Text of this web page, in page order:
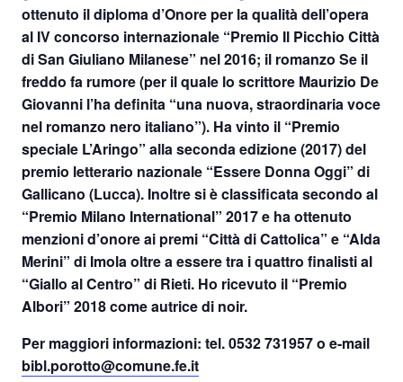
ottenuto il diploma d’Onore per la qualità dell’opera
al IV concorso internazionale “Premio Il Picchio Città
di San Giuliano Milanese” nel 2016; il romanzo Se il
freddo fa rumore (per il quale lo scrittore Maurizio De
Giovanni l’ha definita “una nuova, straordinaria voce
nel romanzo nero italiano”). Ha vinto il “Premio
speciale L’Aringo” alla seconda edizione (2017) del
premio letterario nazionale “Essere Donna Oggi” di
Gallicano (Lucca). Inoltre si è classificata secondo al
“Premio Milano International” 2017 e ha ottenuto
menzioni d’onore ai premi “Città di Cattolica” e “Alda
Merini” di Imola oltre a essere tra i quattro finalisti al
“Giallo al Centro” di Rieti. Ho ricevuto il “Premio
Albori” 2018 come autrice di noir.
Per maggiori informazioni: tel. 0532 731957o e-mail
bibl.porotto@comune.fe.it